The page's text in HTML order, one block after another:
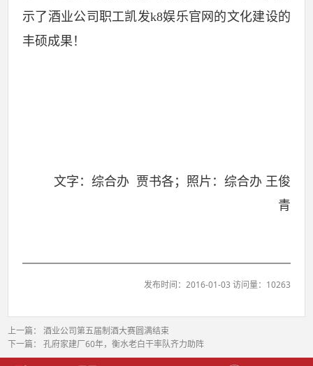
示了酒业公司职工凯发k8娱乐官网的文化建设的
丰硕成果！
文字：综合办
贾书各；照片：综合办 王俊
青
发布时间：2016-01-03 访问量：10263
上一篇：酒业公司第五届制酒大赛圆满结束
下一篇：孔府家建厂60年，衡水老白干率队齐力助阵